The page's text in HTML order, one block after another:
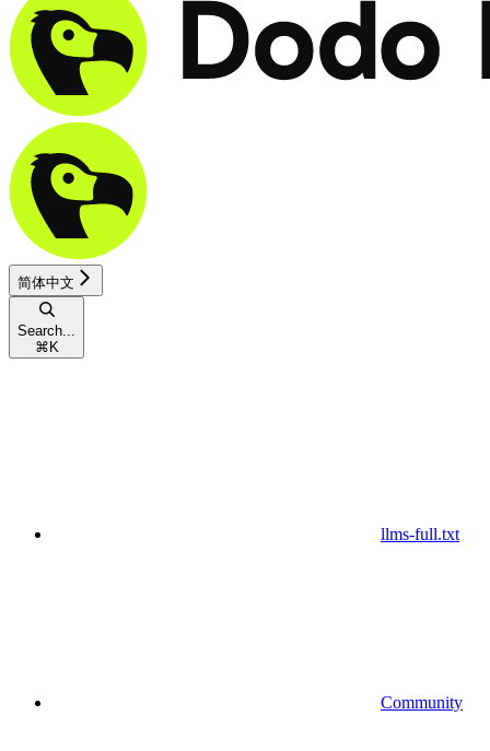
简体中文
Search...
⌘ K
llms-full.txt
Community